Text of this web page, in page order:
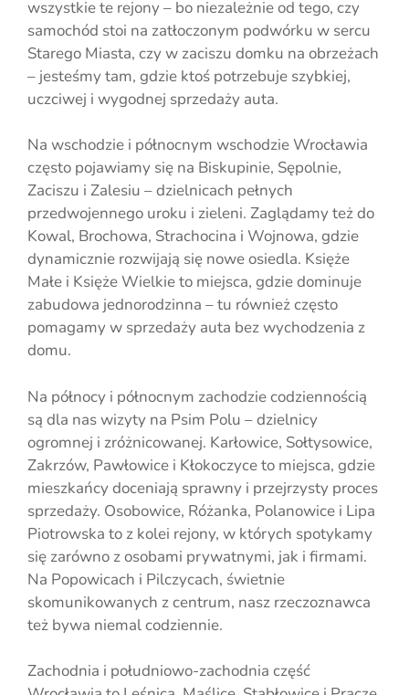
wszystkie te rejony – bo niezależnie od tego, czy
samochód stoi na zatłoczonym podwórku w sercu
Starego Miasta, czy w zaciszu domku na obrzeżach
– jesteśmy tam, gdzie ktoś potrzebuje szybkiej,
uczciwej i wygodnej sprzedaży auta.
Na wschodzie i północnym wschodzie Wrocławia
często pojawiamy się na Biskupinie, Sępolnie,
Zaciszu i Zalesiu – dzielnicach pełnych
przedwojennego uroku i zieleni. Zaglądamy też do
Kowal, Brochowa, Strachocina i Wojnowa, gdzie
dynamicznie rozwijają się nowe osiedla. Księże
Małe i Księże Wielkie to miejsca, gdzie dominuje
zabudowa jednorodzinna – tu również często
pomagamy w sprzedaży auta bez wychodzenia z
domu.
Na północy i północnym zachodzie codziennością
są dla nas wizyty na Psim Polu – dzielnicy
ogromnej i zróżnicowanej. Karłowice, Sołtysowice,
Zakrzów, Pawłowice i Kłokoczyce to miejsca, gdzie
mieszkańcy doceniają sprawny i przejrzysty proces
sprzedaży. Osobowice, Różanka, Polanowice i Lipa
Piotrowska to z kolei rejony, w których spotykamy
się zarówno z osobami prywatnymi, jak i firmami.
Na Popowicach i Pilczycach, świetnie
skomunikowanych z centrum, nasz rzeczoznawca
też bywa niemal codziennie.
Zachodnia i południowo-zachodnia część